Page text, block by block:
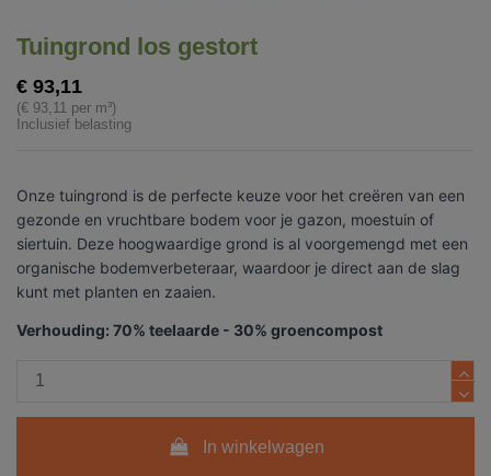
Tuingrond los gestort
€ 93,11
(€ 93,11 per m³)
Inclusief belasting
Onze tuingrond is de perfecte keuze voor het creëren van een
gezonde en vruchtbare bodem voor je gazon, moestuin of
siertuin. Deze hoogwaardige grond is al voorgemengd met een
organische bodemverbeteraar, waardoor je direct aan de slag
kunt met planten en zaaien.
Verhouding: 70% teelaarde - 30% groencompost
In winkelwagen